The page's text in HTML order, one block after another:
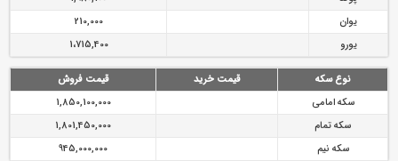
یوان
210,000
یورو
1،715,400
نوع سکه قیمت خرید
قیمت فروش
سکه امامی
1,850,100,000
سکه تمام
1,801,450,000
سکه نیم
945,000,000